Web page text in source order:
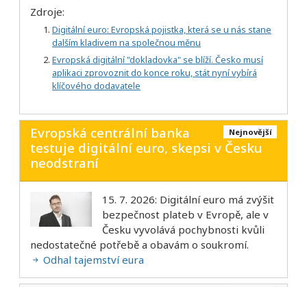
Zdroje:
Digitální euro: Evropská pojistka, která se u nás stane
dalším kladivem na společnou měnu
Evropská digitální "dokladovka" se blíží. Česko musí
aplikaci zprovoznit do konce roku, stát nyní vybírá
klíčového dodavatele
Nejnovější
Evropská centrální banka
testuje digitální euro, skepsi v Česku
neodstraní
15. 7. 2026: Digitální euro má zvýšit
bezpečnost plateb v Evropě, ale v
Česku vyvolává pochybnosti kvůli
nedostatečné potřebě a obavám o soukromí.
Odhal tajemství eura